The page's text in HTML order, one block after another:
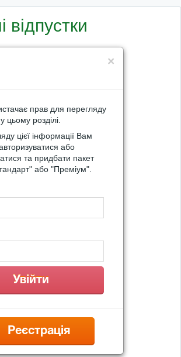
відпустки
×
прав для перегляду
цьому розділі.
цієї інформації Вам
або
та придбати пакет
або "Преміум".
Реєстрація